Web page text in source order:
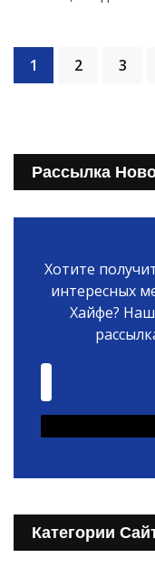
1 2 3
Рассылка
Хотите
интересных
Хайфе?
Категории